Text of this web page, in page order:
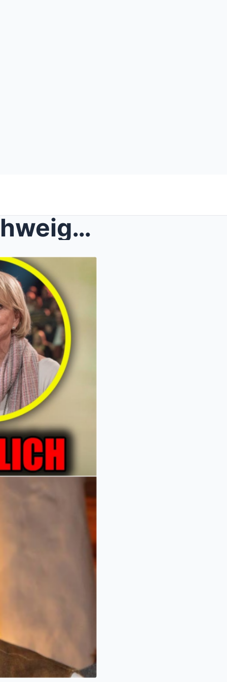
Sascha Hehn bricht sein Schweigen: Die gnadenlose ...